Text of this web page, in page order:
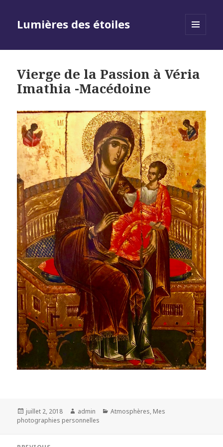
Lumières des étoiles
Vierge de la Passion à Véria
Imathia -Macédoine
Posted
on
juillet 2, 2018 Author
admin Categories
Atmosphères, Mes
photographies personnelles